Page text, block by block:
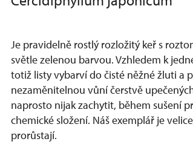
Je pravidelně rostlý rozložitý keř s
světle zelenou barvou. Vzhledem k
totiž listy vybarví do čisté něžné žluti a
nezaměnitelnou vůní čerstvě
naprosto nijak zachytit, během sušení
chemické složení. Náš exemplář je
prorůstají.